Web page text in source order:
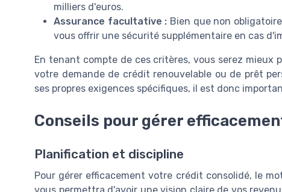
milliers d'euros.
Assurance facultative : Bien que non
vous offrir une sécurité supplémentaire en cas
En tenant compte de ces critères, vous serez mieux
votre demande de crédit renouvelable ou de prêt
ses propres exigences spécifiques, il est donc
Conseils pour gérer
Planification et discipline
Pour gérer efficacement votre crédit consolidé, le